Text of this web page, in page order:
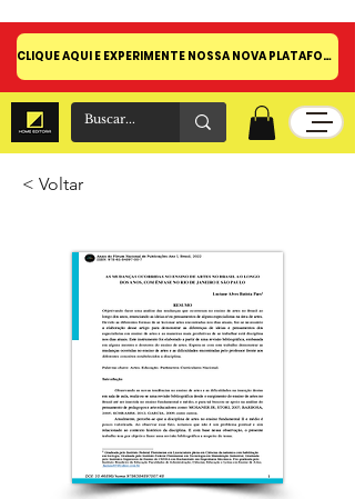
CLIQUE AQUI E EXPERIMENTE NOSSA NOVA PLATAFORMA!
< Voltar